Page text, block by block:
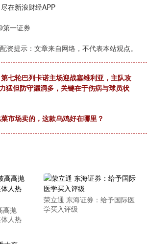
在新浪财经APP
第一证券
资提示：文章来自网络，不代表本站观点。
七轮巴列卡诺主场迎战塞维利亚，主队攻
猛但防守漏洞多，关键在于伤病与球员状
市场卖的，这款乌鸡好在哪里？
高抛
人热
荣立通 东海证券：给予国际医
学买入评级